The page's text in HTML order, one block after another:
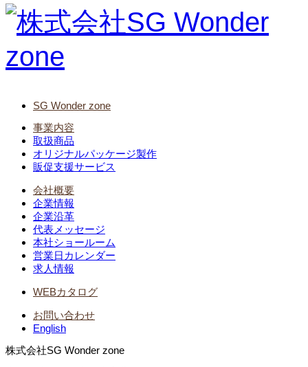
SG Wonder zone
事業内容
取扱商品
オリジナルパッケージ製作
販促支援サービス
会社概要
企業情報
企業沿革
代表メッセージ
本社ショールーム
営業日カレンダー
求人情報
WEBカタログ
お問い合わせ
English
株式会社SG Wonder zone